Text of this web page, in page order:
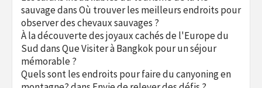
sauvagedansOù trouver les meilleurs endroits pour
observer des chevaux sauvages ?
À la découverte des joyaux cachés de l'Europe du
SuddansQue Visiter à Bangkok pour un séjour
mémorable ?
Quels sont les endroits pour faire du canyoning en